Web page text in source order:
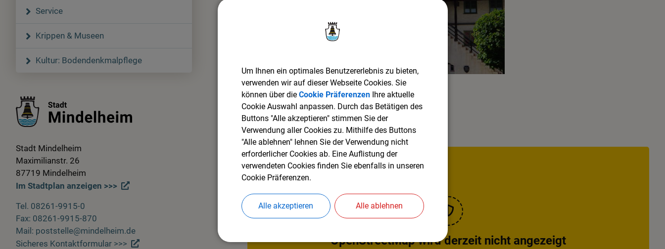
Service
Krippen & Museen
Kultur: Bodendenkmalpflege
Stadt Mindelheim
Maximilianstr. 26
87719 Mindelheim
Im Stadtplan anzeigen >>>
Tel. 08261-9915-0
Fax: 08261-9915-870
Mail: poststelle@mindelheim.de
Sicheres Kontaktformular >>>
OpenStreetMap wird derzeit nicht angezeigt
Um Ihnen ein optimales Benutzererlebnis zu bieten,
verwenden wir auf dieser Webseite Cookies. Sie
können über die Cookie PräferenzenIhre aktuelle
Cookie Auswahl anpassen. Durch das Betätigen des
Buttons "Alle akzeptieren" stimmen Sie der
Verwendung aller Cookies zu. Mithilfe des Buttons
"Alle ablehnen" lehnen Sie der Verwendung nicht
erforderlicher Cookies ab. Eine Auflistung der
verwendeten Cookies finden Sie ebenfalls in unseren
Cookie Präferenzen.
Alle akzeptieren Alle ablehnen